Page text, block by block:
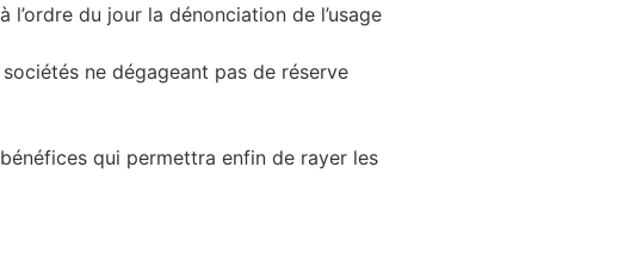
du jour la dénonciation de l’usage
ne dégageant pas de réserve
qui permettra enfin de rayer les